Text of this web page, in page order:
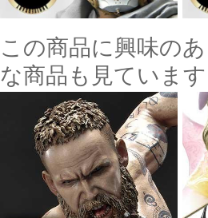
この商品に興味の
な商品も見ています